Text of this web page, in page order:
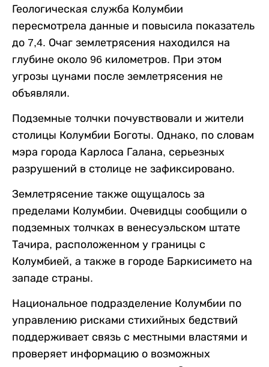
Геологическая служба Колумбии
пересмотрела данные и повысила показатель
до 7,4. Очаг землетрясения находился на
глубине около 96 километров. При этом
угрозы цунами после землетрясения не
объявляли.
Подземные толчки почувствовали и жители
столицы Колумбии Боготы. Однако, по словам
мэра города Карлоса Галана, серьезных
разрушений в столице не зафиксировано.
Землетрясение также ощущалось за
пределами Колумбии. Очевидцы сообщили о
подземных толчках в венесуэльском штате
Тачира, расположенном у границы с
Колумбией, а также в городе Баркисимето на
западе страны.
Национальное подразделение Колумбии по
управлению рисками стихийных бедствий
поддерживает связь с местными властями и
проверяет информацию о возможных